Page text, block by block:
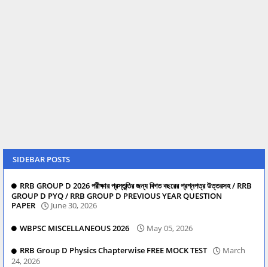
SIDEBAR POSTS
RRB GROUP D 2026 পরীক্ষার প্রস্তুতির জন্য বিগত বছরের প্রশ্নপত্র উত্তরসহ / RRB
GROUP D PYQ / RRB GROUP D PREVIOUS YEAR QUESTION
PAPER
June 30, 2026
WBPSC MISCELLANEOUS 2026 May 05, 2026
RRB Group D Physics Chapterwise FREE MOCK TEST
March
24, 2026